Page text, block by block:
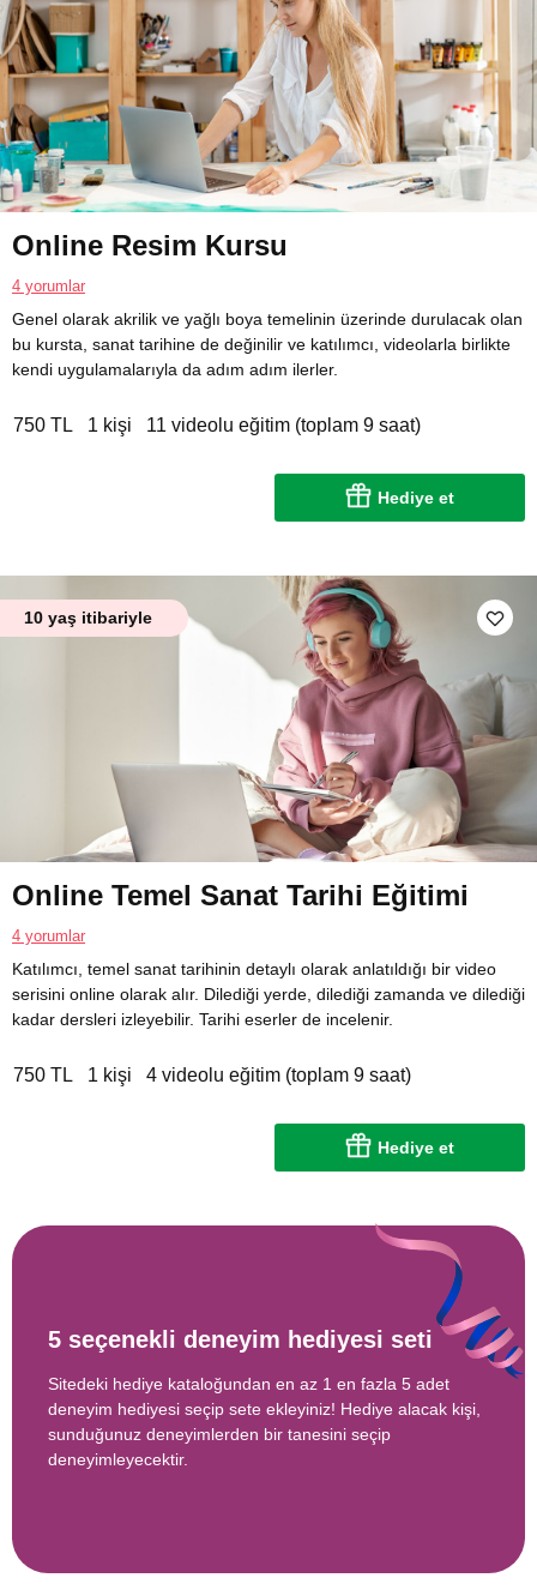
Online Resim Kursu
4 yorumlar
Genel olarak akrilik ve yağlı boya temelinin üzerinde durulacak olan
bu kursta, sanat tarihine de değinilir ve katılımcı, videolarla birlikte
kendi uygulamalarıyla da adım adım ilerler.
750 TL 1 kişi 11 videolu eğitim (toplam 9 saat)
Hediye et
10 yaş itibariyle
Online Temel Sanat Tarihi Eğitimi
4 yorumlar
Katılımcı, temel sanat tarihinin detaylı olarak anlatıldığı bir video
serisini online olarak alır. Dilediği yerde, dilediği zamanda ve dilediği
kadar dersleri izleyebilir. Tarihi eserler de incelenir.
750 TL 1 kişi 4 videolu eğitim (toplam 9 saat)
Hediye et
5 seçenekli deneyim hediyesi seti
Sitedeki hediye kataloğundan en az 1 en fazla 5 adet
deneyim hediyesi seçip sete ekleyiniz! Hediye alacak kişi,
sunduğunuz deneyimlerden bir tanesini seçip
deneyimleyecektir.